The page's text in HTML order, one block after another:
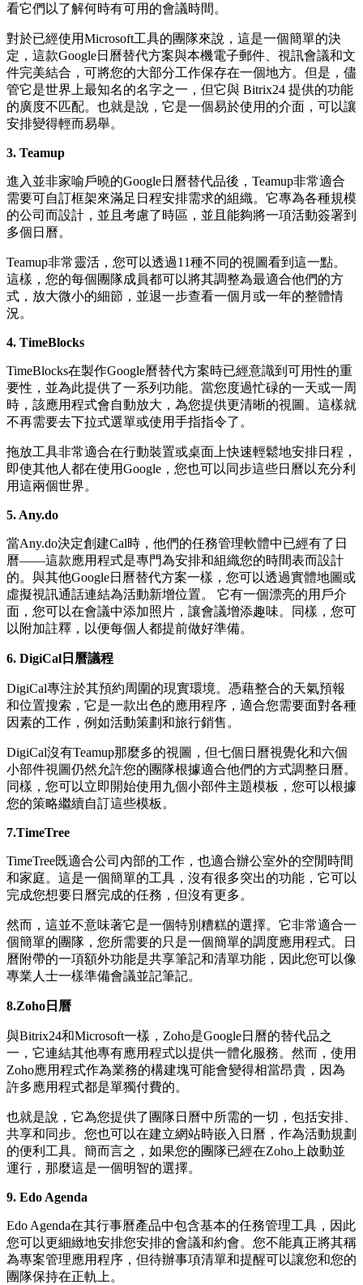
看它們以了解何時有可用的會議時間。
對於已經使用Microsoft工具的團隊來說，這是一個簡單的決
定，這款Google日曆替代方案與本機電子郵件、視訊會議和文
件完美結合，可將您的大部分工作保存在一個地方。但是，儘
管它是世界上最知名的名字之一，但它與 Bitrix24 提供的功能
的廣度不匹配。也就是說，它是一個易於使用的介面，可以讓
安排變得輕而易舉。
3. Teamup
進入並非家喻戶曉的Google日曆替代品後，Teamup非常適合
需要可自訂框架來滿足日程安排需求的組織。它專為各種規模
的公司而設計，並且考慮了時區，並且能夠將一項活動簽署到
多個日曆。
Teamup非常靈活，您可以透過11種不同的視圖看到這一點。
這樣，您的每個團隊成員都可以將其調整為最適合他們的方
式，放大微小的細節，並退一步查看一個月或一年的整體情
況。
4. TimeBlocks
TimeBlocks在製作Google曆替代方案時已經意識到可用性的重
要性，並為此提供了一系列功能。當您度過忙碌的一天或一周
時，該應用程式會自動放大，為您提供更清晰的視圖。這樣就
不再需要去下拉式選單或使用手指指令了。
拖放工具非常適合在行動裝置或桌面上快速輕鬆地安排日程，
即使其他人都在使用Google，您也可以同步這些日曆以充分利
用這兩個世界。
5. Any.do
當Any.do決定創建Cal時，他們的任務管理軟體中已經有了日
曆——這款應用程式是專門為安排和組織您的時間表而設計
的。與其他Google日曆替代方案一樣，您可以透過實體地圖或
虛擬視訊通話連結為活動新增位置。 它有一個漂亮的用戶介
面，您可以在會議中添加照片，讓會議增添趣味。同樣，您可
以附加註釋，以便每個人都提前做好準備。
6. DigiCal日曆議程
DigiCal專注於其預約周圍的現實環境。憑藉整合的天氣預報
和位置搜索，它是一款出色的應用程序，適合您需要面對各種
因素的工作，例如活動策劃和旅行銷售。
DigiCal沒有Teamup那麼多的視圖，但七個日曆視覺化和六個
小部件視圖仍然允許您的團隊根據適合他們的方式調整日曆。
同樣，您可以立即開始使用九個小部件主題模板，您可以根據
您的策略繼續自訂這些模板。
7.TimeTree
TimeTree既適合公司內部的工作，也適合辦公室外的空閒時間
和家庭。這是一個簡單的工具，沒有很多突出的功能，它可以
完成您想要日曆完成的任務，但沒有更多。
然而，這並不意味著它是一個特別糟糕的選擇。它非常適合一
個簡單的團隊，您所需要的只是一個簡單的調度應用程式。日
曆附帶的一項額外功能是共享筆記和清單功能，因此您可以像
專業人士一樣準備會議並記筆記。
8.Zoho日曆
與Bitrix24和Microsoft一樣，Zoho是Google日曆的替代品之
一，它連結其他專有應用程式以提供一體化服務。然而，使用
Zoho應用程式作為業務的構建塊可能會變得相當昂貴，因為
許多應用程式都是單獨付費的。
也就是說，它為您提供了團隊日曆中所需的一切，包括安排、
共享和同步。您也可以在建立網站時嵌入日曆，作為活動規劃
的便利工具。簡而言之，如果您的團隊已經在Zoho上啟動並
運行，那麼這是一個明智的選擇。
9. Edo Agenda
Edo Agenda在其行事曆產品中包含基本的任務管理工具，因此
您可以更細緻地安排您安排的會議和約會。您不能真正將其稱
為專案管理應用程序，但待辦事項清單和提醒可以讓您和您的
團隊保持在正軌上。